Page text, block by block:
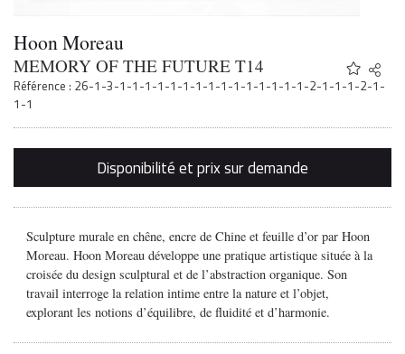
Hoon Moreau
MEMORY OF THE FUTURE T14
Référence : 26-1-3-1-1-1-1-1-1-1-1-1-1-1-1-1-1-1-2-1-1-1-2-1-
1-1
Share
Twitter
Email
Disponibilité et prix sur demande
Sculpture murale en chêne, encre de Chine et feuille d’or par Hoon
Moreau. Hoon Moreau développe une pratique artistique située à la
croisée du design sculptural et de l’abstraction organique. Son
travail interroge la relation intime entre la nature et l’objet,
explorant les notions d’équilibre, de fluidité et d’harmonie.